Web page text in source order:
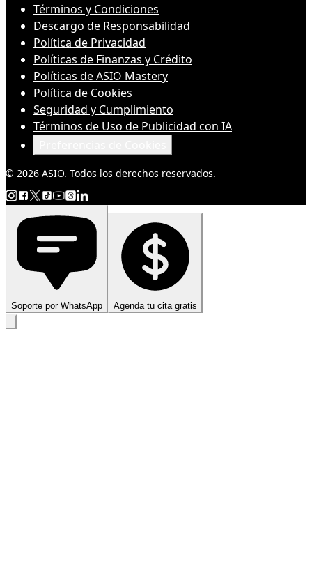
Términos y Condiciones
Descargo de Responsabilidad
Política de Privacidad
Políticas de Finanzas y Crédito
Políticas de ASIO Mastery
Política de Cookies
Seguridad y Cumplimiento
Términos de Uso de Publicidad con IA
© 2026 ASIO. Todos los derechos reservados.
Soporte por WhatsApp Agenda tu cita gratis